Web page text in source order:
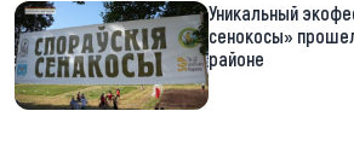
Уникальный
сенокосы»
районе